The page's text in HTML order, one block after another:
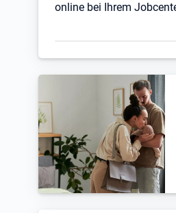
online bei Ihrem